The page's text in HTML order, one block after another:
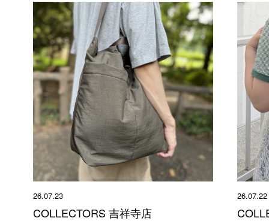
26.07.23
COLLECTORS 吉祥寺店
26.07.22